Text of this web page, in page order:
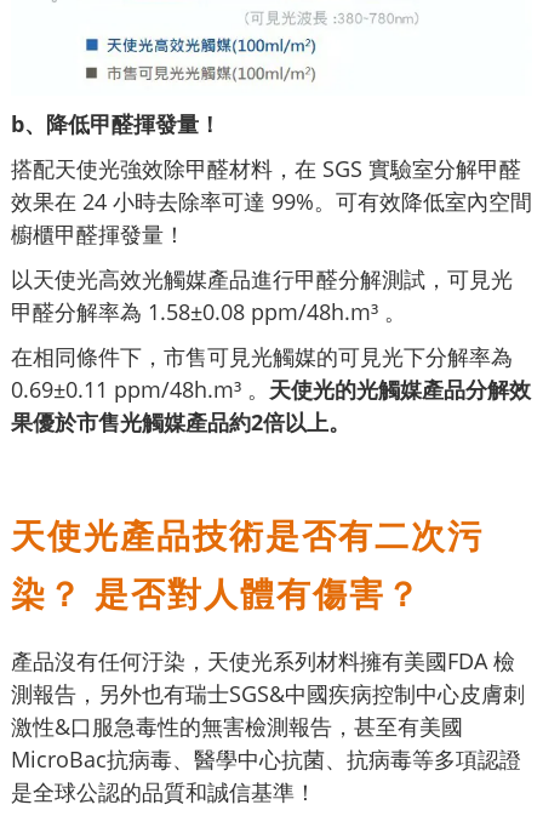
b、降低甲醛揮發量！
搭配天使光強效除甲醛材料，在 SGS 實驗室分解甲醛
效果在 24 小時去除率可達 99%。可有效降低室內空間
櫥櫃甲醛揮發量！
以天使光高效光觸媒產品進行甲醛分解測試，可見光
甲醛分解率為 1.58±0.08 ppm/48h.m³ 。
在相同條件下，市售可見光觸媒的可見光下分解率為
0.69±0.11 ppm/48h.m³ 。 天使光的光觸媒產品分解效
果優於市售光觸媒產品約2倍以上。
天使光產品技術是否有二次污
染？ 是否對人體有傷害？
產品沒有任何汙染，天使光系列材料擁有美國FDA 檢
測報告，另外也有瑞士SGS&中國疾病控制中心皮膚刺
激性&口服急毒性的無害檢測報告，甚至有美國
MicroBac抗病毒、醫學中心抗菌、抗病毒等多項認證
是全球公認的品質和誠信基準！